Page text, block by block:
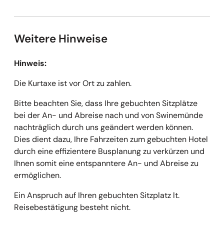
Weitere Hinweise
Hinweis:
Die Kurtaxe ist vor Ort zu zahlen.
Bitte beachten Sie, dass Ihre gebuchten Sitzplätze
bei der An- und Abreise nach und von Swinemünde
nachträglich durch uns geändert werden können.
Dies dient dazu, Ihre Fahrzeiten zum gebuchten Hotel
durch eine effizientere Busplanung zu verkürzen und
Ihnen somit eine entspanntere An- und Abreise zu
ermöglichen.
Ein Anspruch auf Ihren gebuchten Sitzplatz lt.
Reisebestätigung besteht nicht.